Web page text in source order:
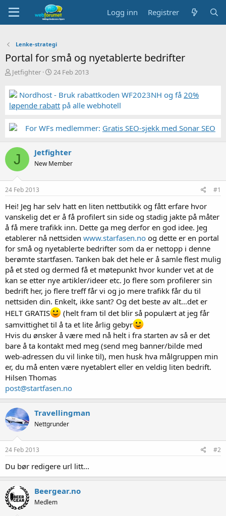
Logg inn Registrer
Lenke-strategi
Portal for små og nyetablerte bedrifter
T
å
d
s
a
r
Jetfighter
S
r
t
a
24 Feb 2013
Nordhost - Bruk rabattkoden WF2023NH og få 20%
løpende rabatt på alle webhotell
For WFs medlemmer: Gratis SEO-sjekk med Sonar SEO
J Jetfighter
New Member
24 Feb 2013 #1
Hei! Jeg har selv hatt en liten nettbutikk og fått erfare hvor
vanskelig det er å få profilert sin side og stadig jakte på måter
å få mere trafikk inn. Dette ga meg derfor en god idee. Jeg
etablerer nå nettsiden www.starfasen.no og dette er en portal
for små og nyetablerte bedrifter som da er nettopp i denne
berømte startfasen. Tanken bak det hele er å samle flest mulig
på et sted og dermed få et møtepunkt hvor kunder vet at de
kan se etter nye artikler/ideer etc. Jo flere som profilerer sin
bedrift her, jo flere treff får vi og jo mere trafikk får du til
nettsiden din. Enkelt, ikke sant? Og det beste av alt...det er
HELT GRATIS
(helt fram til det blir så populært at jeg får
samvittighet til å ta et lite årlig gebyr
Hvis du ønsker å være med nå helt i fra starten av så er det
bare å ta kontakt med meg (send meg banner/bilde med
web-adressen du vil linke til), men husk hva målgruppen min
er, du må enten være nyetablert eller en veldig liten bedrift.
Hilsen Thomas
post@startfasen.no
Travellingman
Nettgrunder
24 Feb 2013 #2
Du bør redigere url litt...
Beergear.no
Medlem